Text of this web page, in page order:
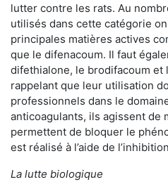
lutter contre les rats. Au
utilisés dans cette catégorie
principales matières actives
que le difenacoum. Il faut
difethialone, le brodifacoum et
rappelant que leur utilisation
professionnels dans le
anticoagulants, ils agissent de
permettent de bloquer le
est réalisé à l’aide de
La lutte biologique